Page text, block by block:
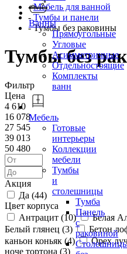
Ванны
Прямоугольные
Угловые
Асимметричные
Отдельностоящие
Комплекты
ванн
Мебель
Готовые
интерьеры
Коллекции
мебели
Тумбы
и
столешницы
Тумба
Панель
с
раковиной
-Мебель для ванной
- Тумбы и панели
- Тумбы без раковины
Тумбы без
Фильтр
Цена
4 610
16 078
27 545
39 013
50 480
Акция
Да (44)
Цвет корпуса
Антрацит (10) Белая
Белый глянец (3) Бетон
каньон коньяк (4) Орех
ноче тортона (3)